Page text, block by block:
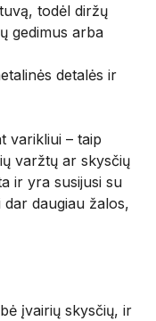
todėl diržų
gedimus arba
detalės ir
varikliui – taip
varžtų ar skysčių
ir yra susijusi su
daugiau žalos,
įvairių skysčių, ir